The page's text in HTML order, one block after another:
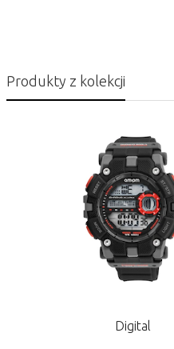
Produkty z kolekcji
Digital